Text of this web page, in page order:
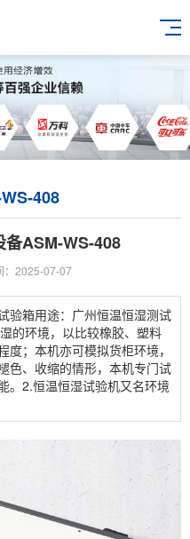
408
备ASM-WS-408
：2025-07-07
验箱用途：广州恒温恒湿测试
的环境，以比较橡胶、塑料
；本机亦可模拟货柜环境，
色、收缩的情形，本机专门试
。2.恒温恒湿试验机又名环境